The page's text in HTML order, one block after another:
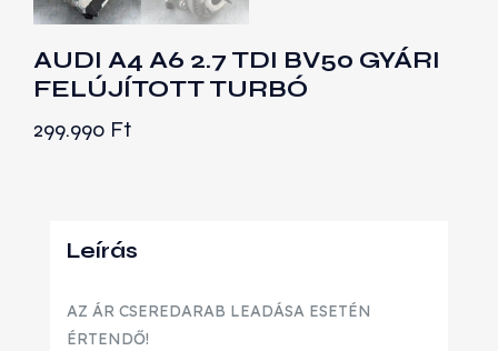
AUDI A4 A6 2.7 TDI BV50 GYÁRI
FELÚJÍTOTT TURBÓ
299.990 Ft
Leírás
AZ ÁR CSEREDARAB LEADÁSA ESETÉN
ÉRTENDŐ!